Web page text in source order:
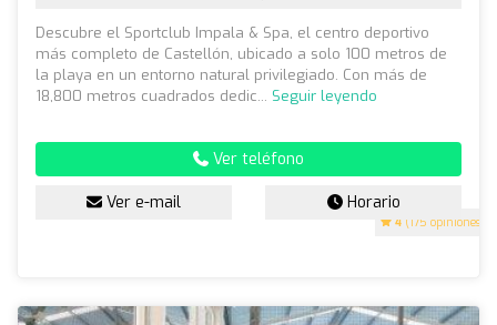
4 (175 opiniones)
Descubre el Sportclub Impala & Spa, el centro deportivo
más completo de Castellón, ubicado a solo 100 metros de
la playa en un entorno natural privilegiado. Con más de
18,800 metros cuadrados dedic... Seguir leyendo
Ver teléfono
Ver e-mail Horario